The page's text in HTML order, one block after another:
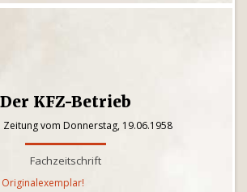
Der KFZ-Betrieb
Zeitung vom Donnerstag, 19.06.1958
Fachzeitschrift